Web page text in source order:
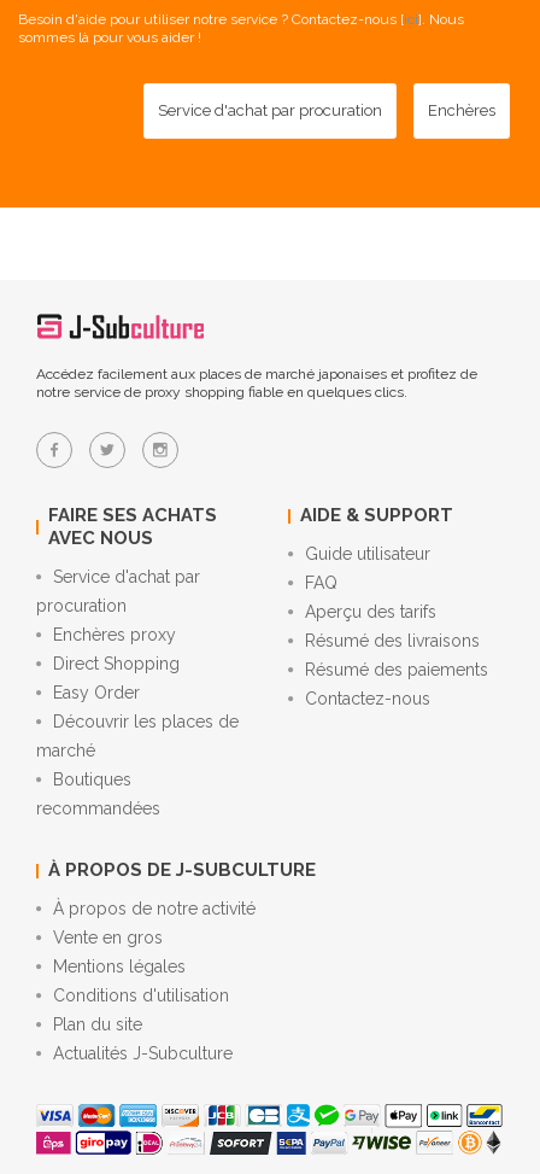
Besoin d'aide pour utiliser notre service ? Contactez-nous [ici]. Nous
sommes là pour vous aider !
Service d'achat par procuration Enchères
Accédez facilement aux places de marché japonaises et profitez de
notre service de proxy shopping fiable en quelques clics.
FAIRE SES ACHATS
AVEC NOUS
Service d'achat par
procuration
Enchères proxy
Direct Shopping
Easy Order
Découvrir les places de
marché
Boutiques
recommandées
AIDE & SUPPORT
Guide utilisateur
FAQ
Aperçu des tarifs
Résumé des livraisons
Résumé des paiements
Contactez-nous
À PROPOS DE J-SUBCULTURE
À propos de notre activité
Vente en gros
Mentions légales
Conditions d'utilisation
Plan du site
Actualités J-Subculture